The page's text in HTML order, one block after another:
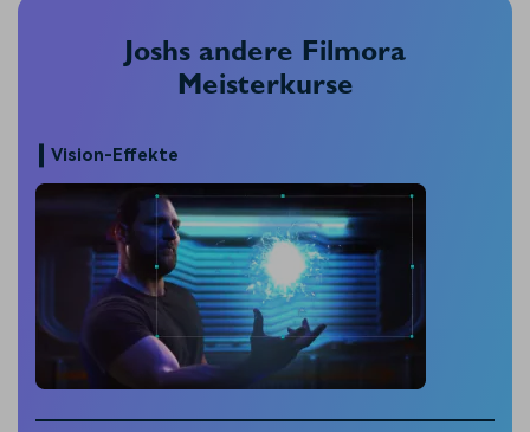
Joshs andere Filmora
Meisterkurse
Vision-Effekte